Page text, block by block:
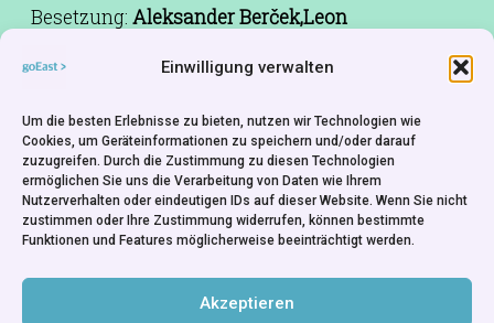
Einwilligung verwalten
Um die besten Erlebnisse zu bieten, nutzen wir Technologien wie
Cookies, um Geräteinformationen zu speichern und/oder darauf
zuzugreifen. Durch die Zustimmung zu diesen Technologien
ermöglichen Sie uns die Verarbeitung von Daten wie Ihrem
Nutzerverhalten oder eindeutigen IDs auf dieser Website. Wenn Sie nicht
zustimmen oder Ihre Zustimmung widerrufen, können bestimmte
Funktionen und Features möglicherweise beeinträchtigt werden.
Akzeptieren
Besetzung: Aleksander Berček,Leon
Rakočević,Hristina Popović
Produktion:Jelena Mitrović,Alexander
Ris,Emilie Georges,Danijel Hočeva,Boris T. Matić
Produktionsfirma:Film House Baš Čelik -
Serbia,Neue Mediopolis Filmproduktion -
Germany,La Cinéfacture - France,Propeler Film -
Memento Films International - France